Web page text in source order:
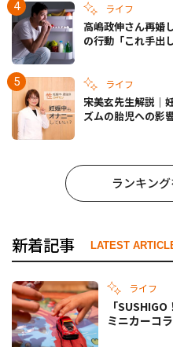
ライフ
高嶋政伸さん再婚
の行動「これ手出
ライフ
宋美玄先生解説｜
ズムの胎児への影
ランキン
新着記事 LATEST
ライフ
「
ミニカーコ